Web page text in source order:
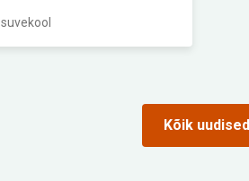
suvekool
Kõik uudised